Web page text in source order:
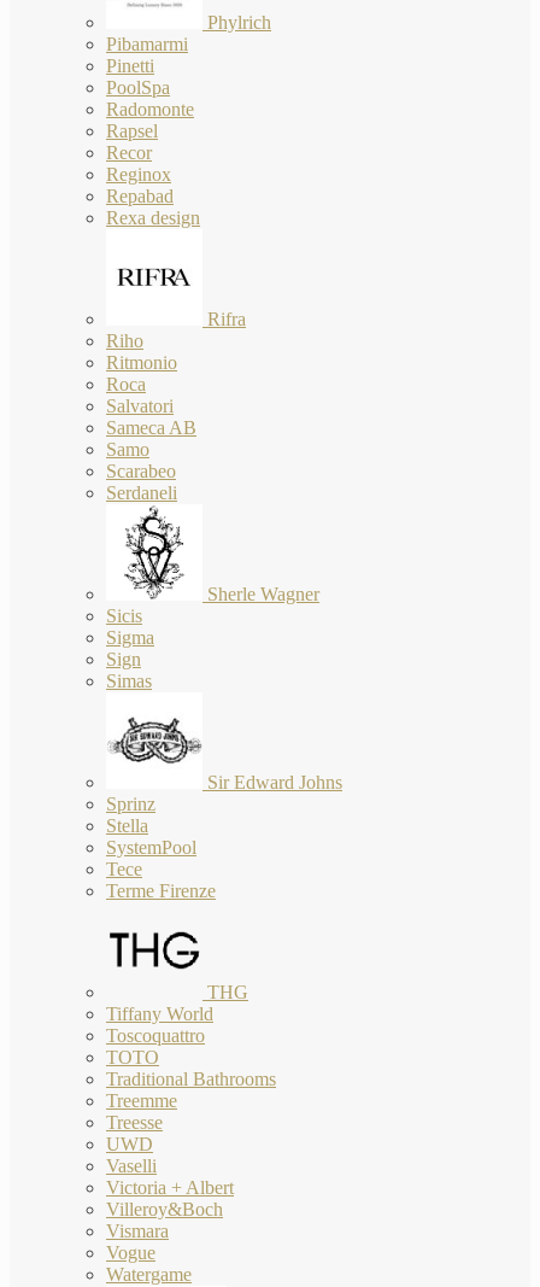
Phylrich
Pibamarmi
Pinetti
PoolSpa
Radomonte
Rapsel
Recor
Reginox
Repabad
Rexa design
Rifra
Riho
Ritmonio
Roca
Salvatori
Sameca AB
Samo
Scarabeo
Serdaneli
Sherle Wagner
Sicis
Sigma
Sign
Simas
Sir Edward Johns
Sprinz
Stella
SystemPool
Tece
Terme Firenze
THG
Tiffany World
Toscoquattro
TOTO
Traditional Bathrooms
Treemme
Treesse
UWD
Vaselli
Victoria + Albert
Villeroy&Boch
Vismara
Vogue
Watergame